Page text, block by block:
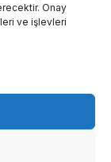
Onay
ve işlevleri